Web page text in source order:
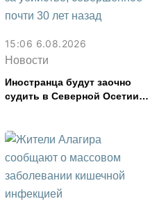
15:06 6.08.2026
Новости
Иностранца будут заочно
судить в Северной Осетии